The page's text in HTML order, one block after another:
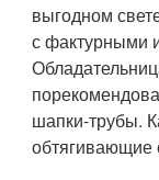
выгодном
с фактурными
шапки-трубы.
обтягивающие